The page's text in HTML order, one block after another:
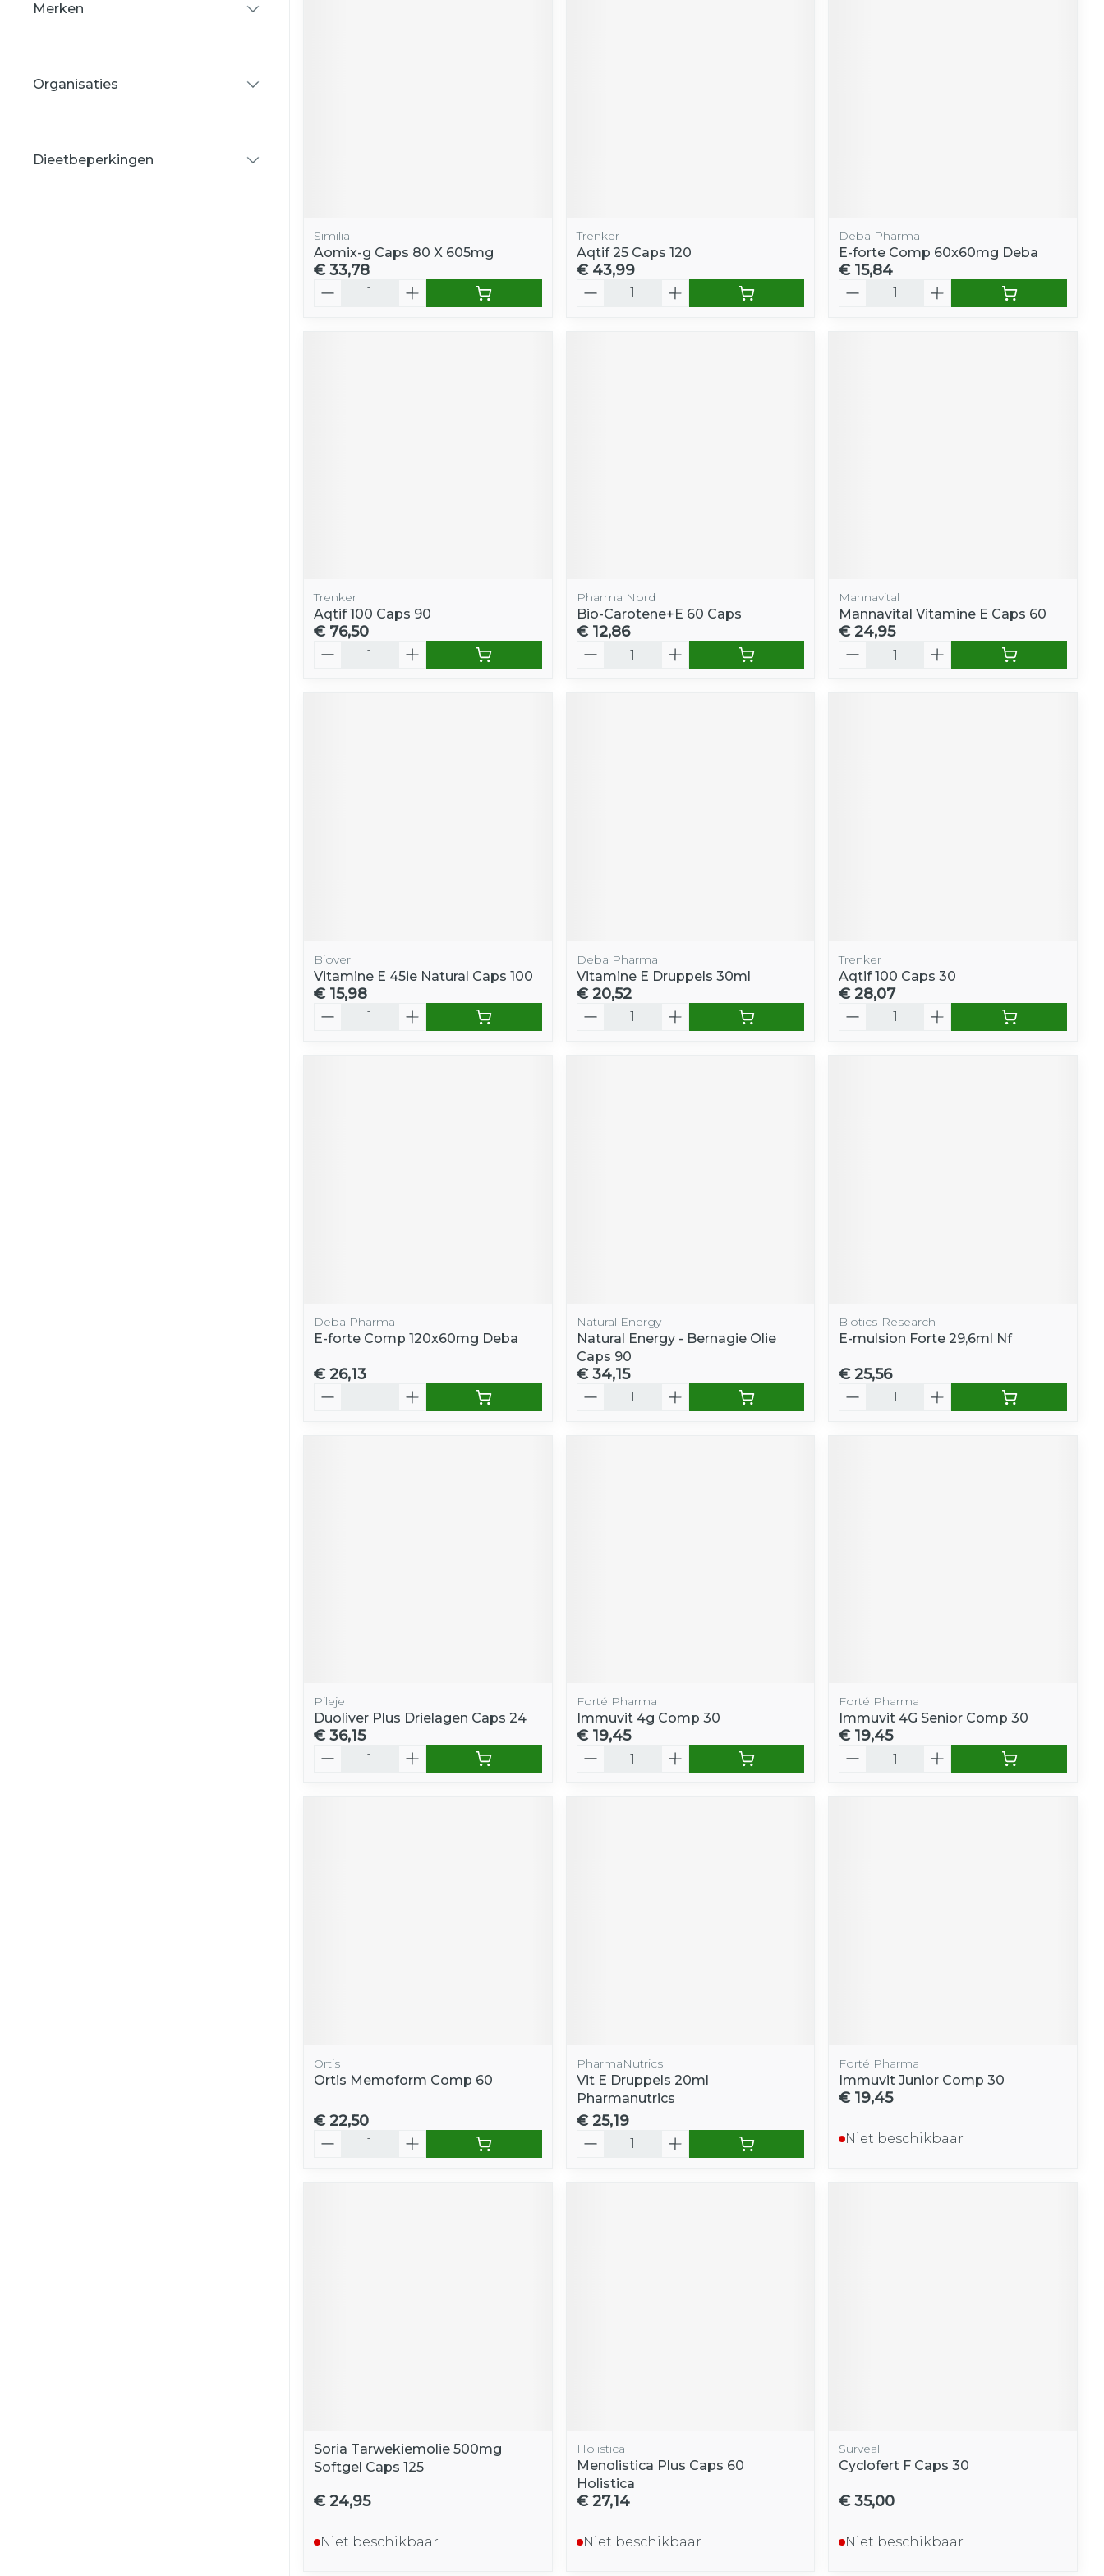
Merken
Organisaties
Dieetbeperkingen
Similia
Aomix-g Caps 80 X 605mg
€ 33,78
Trenker
Aqtif 25 Caps 120
€ 43,99
Deba Pharma
E-forte Comp 60x60mg Deba
€ 15,84
Trenker
Aqtif 100 Caps 90
€ 76,50
Pharma Nord
Bio-Carotene+E 60 Caps
€ 12,86
Mannavital
Mannavital Vitamine E Caps 60
€ 24,95
Biover
Vitamine E 45ie Natural Caps 100
€ 15,98
Deba Pharma
Vitamine E Druppels 30ml
€ 20,52
Trenker
Aqtif 100 Caps 30
€ 28,07
Deba Pharma
E-forte Comp 120x60mg Deba
€ 26,13
Natural Energy
Natural Energy - Bernagie Olie
Caps 90
€ 34,15
Biotics-Research
E-mulsion Forte 29,6ml Nf
€ 25,56
Pileje
Duoliver Plus Drielagen Caps 24
€ 36,15
Forté Pharma
Immuvit 4g Comp 30
€ 19,45
Forté Pharma
Immuvit 4G Senior Comp 30
€ 19,45
Ortis
Ortis Memoform Comp 60
€ 22,50
PharmaNutrics
Vit E Druppels 20ml
Pharmanutrics
€ 25,19
Forté Pharma
Immuvit Junior Comp 30
€ 19,45
Niet beschikbaar
Soria Tarwekiemolie 500mg
Softgel Caps 125
€ 24,95
Niet beschikbaar
Holistica
Menolistica Plus Caps 60
Holistica
€ 27,14
Niet beschikbaar
Surveal
Cyclofert F Caps 30
€ 35,00
Niet beschikbaar